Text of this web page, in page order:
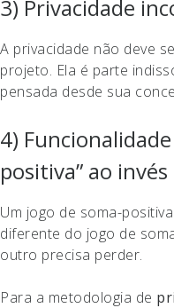
3) Privacidade
A privacidade não deve
projeto. Ela é parte
pensada desde sua
4)
positiva” ao
Um jogo de soma-
diferente do jogo de
outro precisa perder.
Para a metodologia de